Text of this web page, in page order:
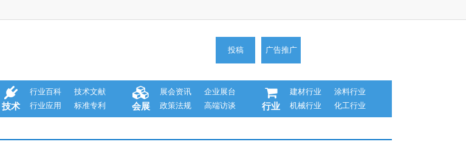
投稿 广告推广
技术
行业百科
技术文献
行业应用
标准专利 会展
展会资讯
企业展台
政策法规
高端访谈 行业
建材行业
涂料行业
机械行业
化工行业